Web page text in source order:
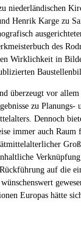
niederländischen
Henrik Karge zu
des
Wirklichkeit in
überzeugt vor
zu Planungs-
Dennoch
immer auch
auf die
Europas hätte